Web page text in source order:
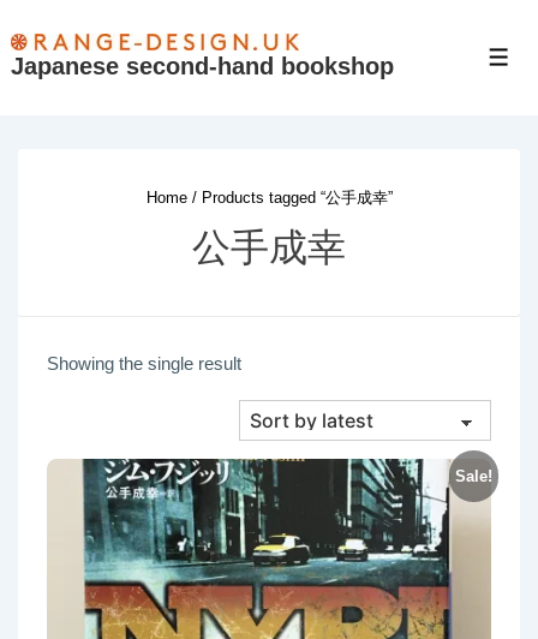
Skip
Japanese second-hand bookshop
Home/ Products tagged “公手成幸”
公手成幸
Showing the single result
Sale!